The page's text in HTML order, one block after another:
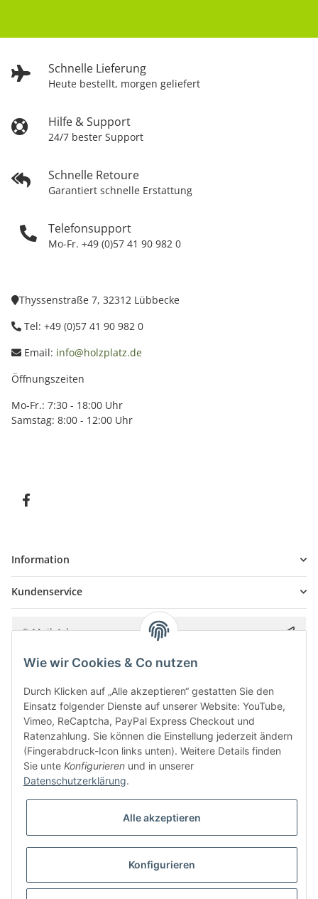
Schnelle Lieferung
Heute bestellt, morgen geliefert
Hilfe & Support
24/7 bester Support
Schnelle Retoure
Garantiert schnelle Erstattung
Telefonsupport
Mo-Fr. +49 (0)57 41 90 982 0
Thyssenstraße 7, 32312 Lübbecke
Tel: +49 (0)57 41 90 982 0
Email: info@holzplatz.de
Öffnungszeiten
Mo-Fr.: 7:30 - 18:00 Uhr
Samstag: 8:00 - 12:00 Uhr
Information
Kundenservice
Bitte senden Sie mir entsprechend IhrerDatenschutzerklärung
* Alle Preise inkl. gesetzlicher USt., zzgl.
Besucherzähler: 5848785
UmsetzungVlarom E-Commerce Agentur| Powered byJTL-Shop|
Wie wir Cookies & Co nutzen
Durch Klicken auf „Alle akzeptieren“ gestatten Sie den
Einsatz folgender Dienste auf unserer Website: YouTube,
Vimeo, ReCaptcha, PayPal Express Checkout und
Ratenzahlung. Sie können die Einstellung jederzeit ändern
(Fingerabdruck-Icon links unten). Weitere Details finden
Sie unte Konfigurieren und in unserer
Datenschutzerklärung.
Alle akzeptieren
Konfigurieren